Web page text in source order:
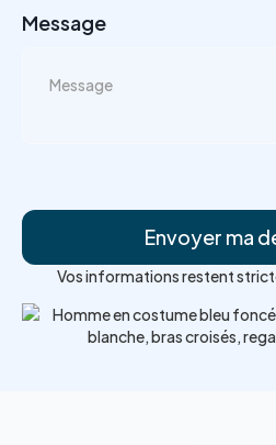
Message
Vos informations restent